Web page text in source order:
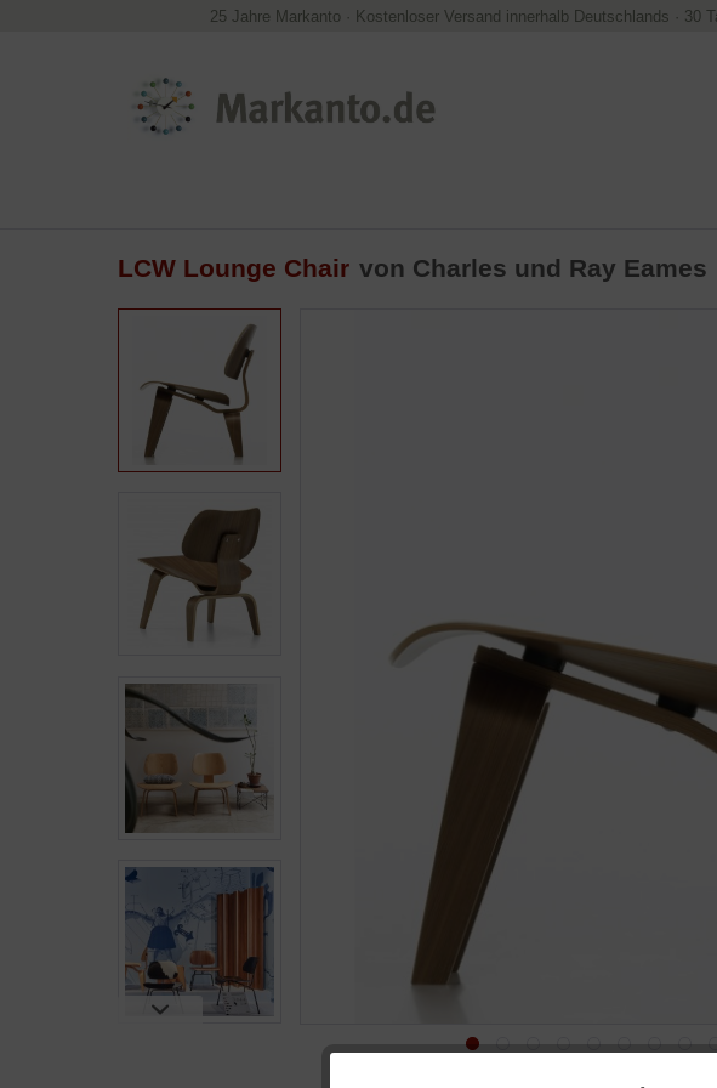
25 Jahre Markanto · Kostenloser Versand innerhalb Deutschlands · 30
LCW Lounge Chair von Charles und Ray Eames